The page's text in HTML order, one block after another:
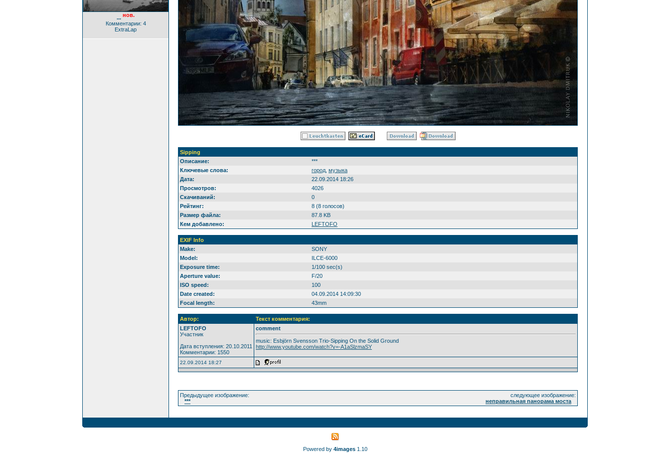
... нов.
Комментарии: 4
ExtraLap
Sipping
Описание:
***
Ключевые слова:
город музыка
Дата:
22.09.2014 18:26
Просмотров:
4026
Скачиваний:
0
Рейтинг:
8 (8 голосов)
Размер файла:
87.8 KB
Кем добавлено:
LEFTOFO
EXIF Info
Make:
SONY
Model:
ILCE-6000
Exposure time:
1/100 sec(s)
Aperture value:
F/20
ISO speed:
100
Date created:
04.09.2014 14:09:30
Focal length:
43mm
Автор:
Текст комментария:
LEFTOFO
Участник
Дата вступления: 20.10.2011
Комментарии: 1550
comment
music: Esbjörn Svensson Trio-Sipping On the Solid Ground
http://www.youtube.com/watch?v=-A1aSlzmaSY
22.09.2014 18:27
Предыдущее изображение:
***
следующее изображение:
неправильная панорама моста
Powered by 4images1.10